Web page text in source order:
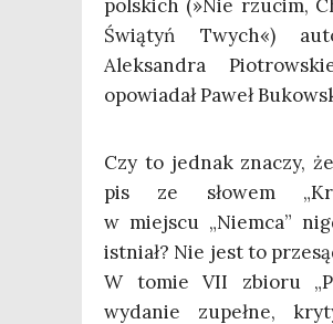
pol­skich (»Nie rzu­cim,
Świą­tyń Twych«)
Alek­san­dra
opo­wia­dał Paweł
Czy to jed­nak zna­czy,
pis ze sło­wem
w miej­scu „Niem­ca”
ist­niał? Nie jest to
W tomie VII zbio­ru
wyda­nie zupeł­ne,